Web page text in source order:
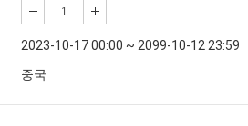
2023-10-17 00:00 ~ 2099-10-12 23:59
중국